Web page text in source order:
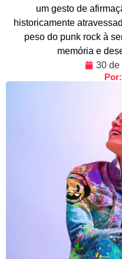
um gesto de
historicamente
peso do punk rock à
memória e
30 de